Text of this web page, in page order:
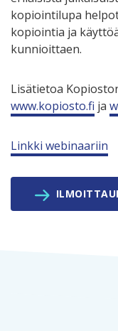
kopiointilupa
kopiointia ja
kunnioittaen.
Lisätietoa
www.kopiosto.fi ja
Linkki webinaariin